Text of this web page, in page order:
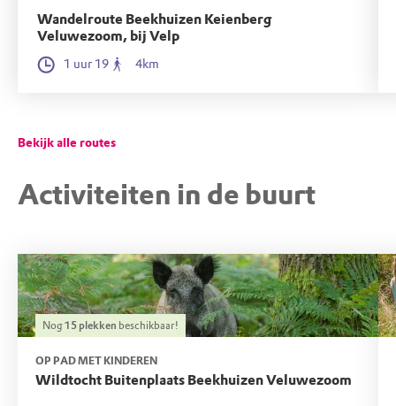
Wandelroute Beekhuizen Keienberg
Veluwezoom, bij Velp
1 uur 19 4km
Bekijk alle routes
Activiteiten in de buurt
Nog15 plekken beschikbaar!
OP PAD MET KINDEREN
Wildtocht Buitenplaats Beekhuizen Veluwezoom